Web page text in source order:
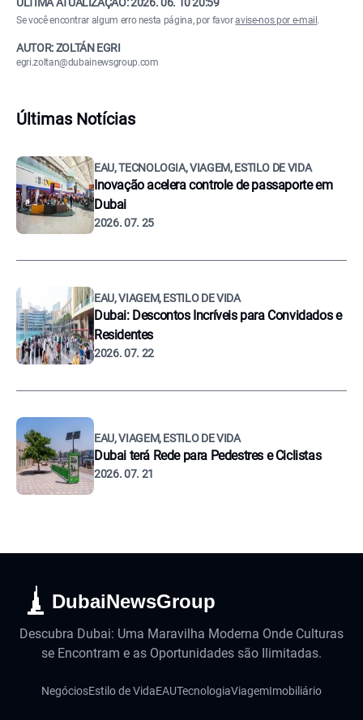
Se você encontrar algum erro nesta página, por favoravise-nos por e-mail .
AUTOR: ZOLTÁN EGRI
egri.zoltan@dubainewsgroup.com
Últimas Notícias
EAU, TECNOLOGIA, VIAGEM, ESTILO DE VIDA
Inovação acelera controle de passaporte em
Dubai
2026. 07. 25
EAU, VIAGEM, ESTILO DE VIDA
Dubai: Descontos Incríveis para Convidados e
Residentes
2026. 07. 22
EAU, VIAGEM, ESTILO DE VIDA
Dubai terá Rede para Pedestres e Ciclistas
2026. 07. 21
DubaiNewsGroup
Descubra Dubai: Uma Maravilha Moderna Onde Culturas
se Encontram e as Oportunidades são Ilimitadas.
NegóciosEstilo de VidaEAUTecnologiaViagemImobiliário